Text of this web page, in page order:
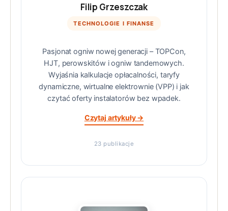
Filip Grzeszczak
TECHNOLOGIE I FINANSE
Pasjonat ogniw nowej generacji – TOPCon,
HJT, perowskitów i ogniw tandemowych.
Wyjaśnia kalkulacje opłacalności, taryfy
dynamiczne, wirtualne elektrownie (VPP) i jak
czytać oferty instalatorów bez wpadek.
Czytaj artykuły →
23 publikacje